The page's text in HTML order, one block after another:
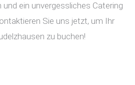
und ein unvergessliches Catering
Sie uns jetzt, um Ihr
zu buchen!